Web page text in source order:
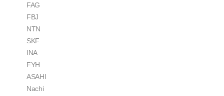
FAG
FBJ
NTN
SKF
INA
FYH
ASAHI
Nachi